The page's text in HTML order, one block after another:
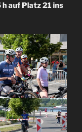
auf Platz 21 ins